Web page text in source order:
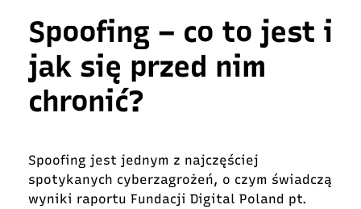
Spoofing – co to jest i
jak się przed nim
chronić?
Spoofing jest jednym z najczęściej
spotykanych cyberzagrożeń, o czym świadczą
wyniki raportu Fundacji Digital Poland pt.